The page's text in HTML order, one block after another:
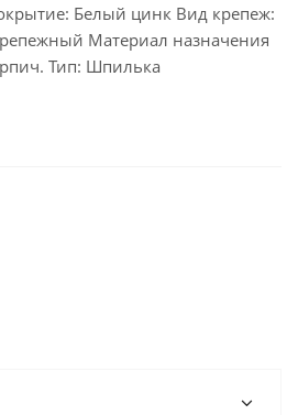
Белый цинк Вид крепеж:
Материал назначения
Тип: Шпилька